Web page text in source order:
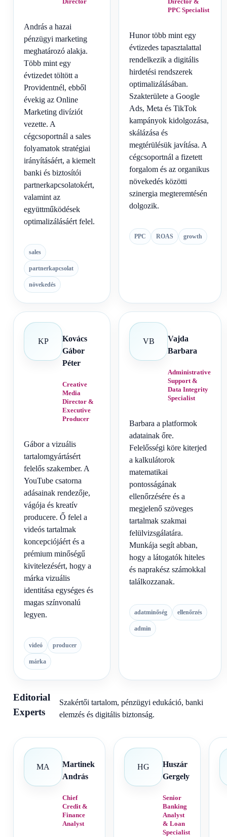
András a hazai
pénzügyi marketing
meghatározó alakja.
Több mint egy
évtizedet töltött a
Providentnél, ebből
évekig az Online
Marketing divíziót
vezette. A
cégcsoportnál a sales
folyamatok stratégiai
irányításáért, a kiemelt
banki és biztosítói
partnerkapcsolatokért,
valamint az
együttműködések
optimalizálásáért felel.
sales
partnerkapcsolat
növekedés
PPC Specialist
Hunor több mint egy
évtizedes tapasztalattal
rendelkezik a digitális
hirdetési rendszerek
optimalizálásában.
Szakterülete a Google
Ads, Meta és TikTok
kampányok kidolgozása,
skálázása és
megtérülésük javítása. A
cégcsoportnál a fizetett
forgalom és az organikus
növekedés közötti
szinergia megteremtésén
dolgozik.
PPC ROAS growth
KP
Kovács
Gábor
Péter
Creative
Media
Director &
Executive
Producer
Gábor a vizuális
tartalomgyártásért
felelős szakember. A
YouTube csatorna
adásainak rendezője,
vágója és kreatív
producere. Ő felel a
videós tartalmak
koncepciójáért és a
prémium minőségű
kivitelezésért, hogy a
márka vizuális
identitása egységes és
magas színvonalú
legyen.
videó producer
márka
VB
Vajda
Barbara
Administrative
Support &
Data Integrity
Specialist
Barbara a platformok
adatainak őre.
Felelősségi köre kiterjed
a kalkulátorok
matematikai
pontosságának
ellenőrzésére és a
megjelenő szöveges
tartalmak szakmai
felülvizsgálatára.
Munkája segít abban,
hogy a látogatók hiteles
és naprakész számokkal
találkozzanak.
adatminőség ellenőrzés
admin
Editorial
Experts
Szakértői tartalom, pénzügyi edukáció, banki
elemzés és digitális biztonság.
MA
Martinek
András
Chief
Credit &
Finance
Analyst
HG
Huszár
Gergely
Senior
Banking
Analyst
& Loan
Specialist